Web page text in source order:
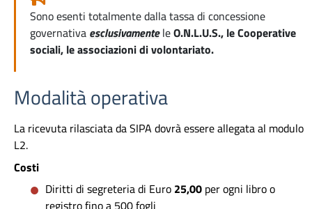
Sono esenti totalmente dalla tassa di concessione
governativa esclusivamenteleO.N.L.U.S., le Cooperative
sociali, leassociazioni di volontariato.
Modalità operativa
La ricevuta rilasciata da SIPA dovrà essere allegata al modulo
L2.
Costi
Diritti di segreteria di Euro 25,00 per ogni libro o
registro fino a 500 fogli